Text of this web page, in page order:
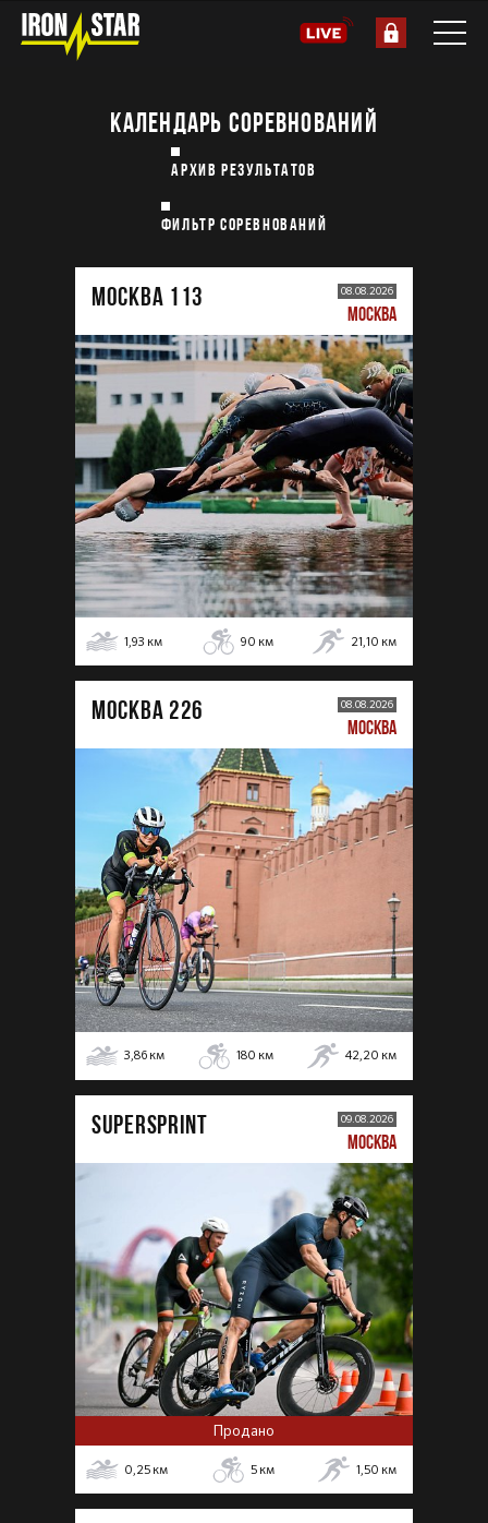
КАЛЕНДАРЬ СОРЕВНОВАНИЙ
АРХИВ РЕЗУЛЬТАТОВ
ФИЛЬТР СОРЕВНОВАНИЙ
МОСКВА 113 08.08.2026
МОСКВА
1,93 км 90 км 21,10 км
МОСКВА 226 08.08.2026
МОСКВА
3,86 км 180 км 42,20 км
SUPERSPRINT 09.08.2026
МОСКВА
Продано
0,25 км 5 км 1,50 км